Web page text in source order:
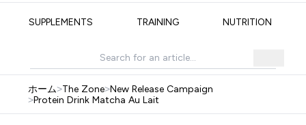
SUPPLEMENTS TRAINING NUTRITION
ホーム>The Zone>New Release Campaign
>Protein Drink Matcha Au Lait